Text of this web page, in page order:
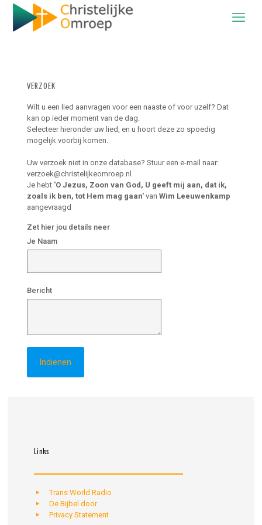
VERZOEK
Wilt u een lied aanvragen voor een naaste of voor uzelf? Dat
kan op ieder moment van de dag.
Selecteer hieronder uw lied, en u hoort deze zo spoedig
mogelijk voorbij komen.
Uw verzoek niet in onze database? Stuur een e-mail naar:
verzoek@christelijkeomroep.nl
Je hebt 'O Jezus, Zoon van God, U geeft mij aan, dat ik,
zoals ik ben, tot Hem mag gaan' vanWim Leeuwenkamp
aangevraagd
Zet hier jou details neer
Je Naam
Bericht
Links
Trans World Radio
De Bijbel door
Privacy Statement